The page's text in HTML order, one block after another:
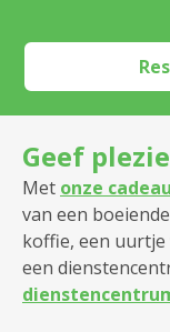
Geef
Met onze
van een
koffie, een uurtje
een